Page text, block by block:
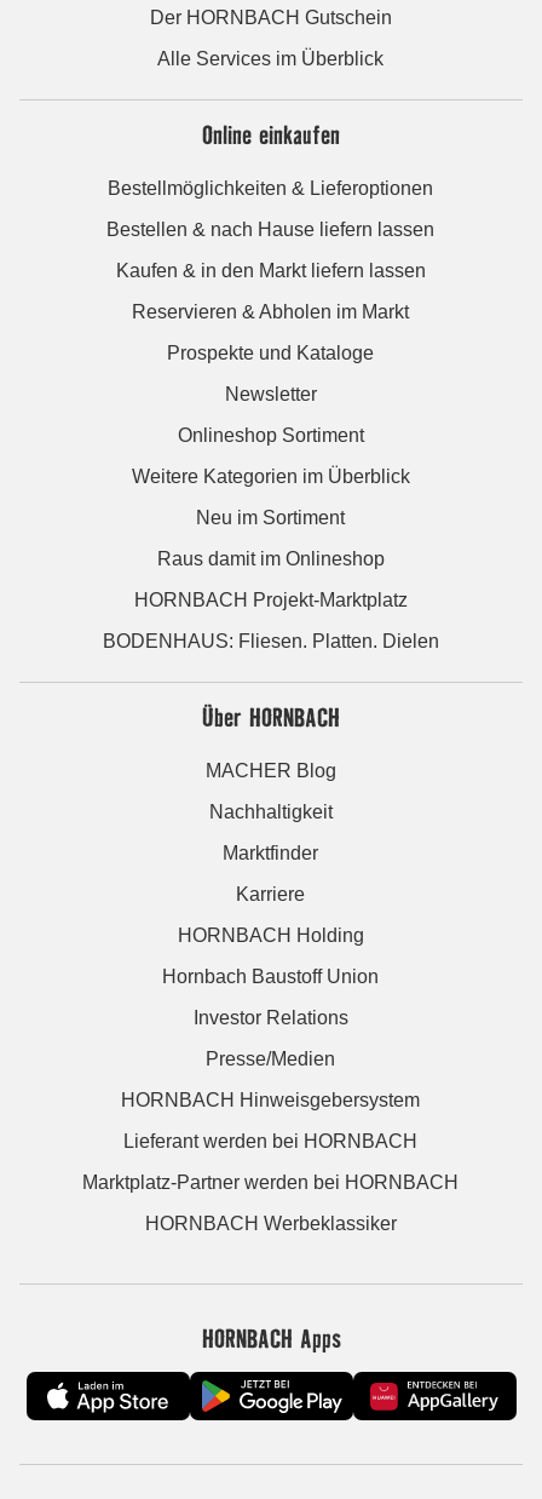
Der HORNBACH Gutschein
Alle Services im Überblick
Online einkaufen
Bestellmöglichkeiten & Lieferoptionen
Bestellen & nach Hause liefern lassen
Kaufen & in den Markt liefern lassen
Reservieren & Abholen im Markt
Prospekte und Kataloge
Newsletter
Onlineshop Sortiment
Weitere Kategorien im Überblick
Neu im Sortiment
Raus damit im Onlineshop
HORNBACH Projekt-Marktplatz
BODENHAUS: Fliesen. Platten. Dielen
Über HORNBACH
MACHER Blog
Nachhaltigkeit
Marktfinder
Karriere
HORNBACH Holding
Hornbach Baustoff Union
Investor Relations
Presse/Medien
HORNBACH Hinweisgebersystem
Lieferant werden bei HORNBACH
Marktplatz-Partner werden bei HORNBACH
HORNBACH Werbeklassiker
HORNBACH Apps